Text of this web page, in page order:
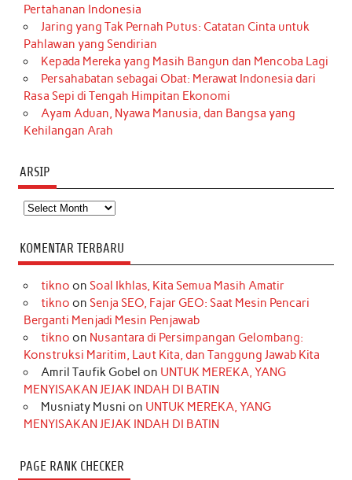
Pertahanan Indonesia
Jaring yang Tak Pernah Putus: Catatan Cinta untuk
Pahlawan yang Sendirian
Kepada Mereka yang Masih Bangun dan Mencoba Lagi
Persahabatan sebagai Obat: Merawat Indonesia dari
Rasa Sepi di Tengah Himpitan Ekonomi
Ayam Aduan, Nyawa Manusia, dan Bangsa yang
Kehilangan Arah
ARSIP
Arsip
KOMENTAR TERBARU
tikno on Soal Ikhlas, Kita Semua Masih Amatir
tikno on Senja SEO, Fajar GEO: Saat Mesin Pencari
Berganti Menjadi Mesin Penjawab
tikno on Nusantara di Persimpangan Gelombang:
Konstruksi Maritim, Laut Kita, dan Tanggung Jawab Kita
Amril Taufik Gobel on UNTUK MEREKA, YANG
MENYISAKAN JEJAK INDAH DI BATIN
Musniaty Musni on UNTUK MEREKA, YANG
MENYISAKAN JEJAK INDAH DI BATIN
PAGE RANK CHECKER